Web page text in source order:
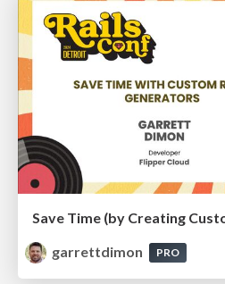
Save Time (by Creating
garrettdimon
PRO